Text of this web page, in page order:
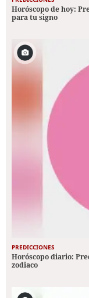
Horóscopo de hoy:
para tu signo
PREDICCIONES
Horóscopo diario:
zodiaco